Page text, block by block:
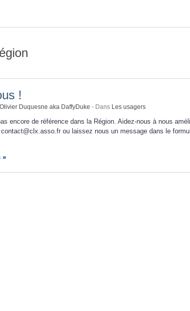
!
Olivier Duquesne aka DaffyDuke - Dans Les usagers
encore de référence dans la Région. Aidez-nous à nous
ou laissez nous un message dans le
»